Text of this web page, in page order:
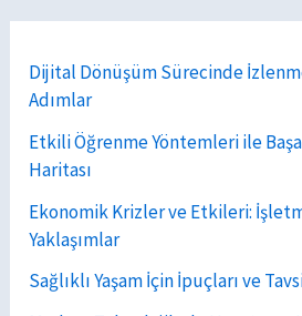
Dijital Dönüşüm Sürecinde
Adımlar
Etkili Öğrenme Yöntemleri ile
Haritası
Ekonomik Krizler ve Etkileri:
Yaklaşımlar
Sağlıklı Yaşam İçin İpuçları ve